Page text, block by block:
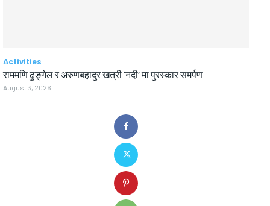
Activities
राममणि ढुङ्गेल र अरुणबहादुर खत्री ‘नदी’ मा पुरस्कार समर्पण
August 3, 2026